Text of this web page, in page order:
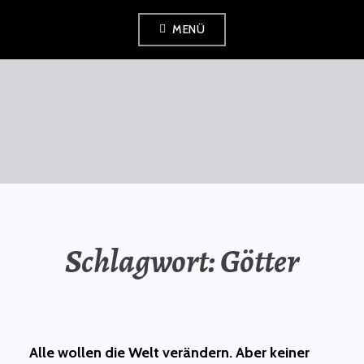
springen
MENÜ
Schlagwort:Götter
Alle wollen die Welt verändern. Aber keiner